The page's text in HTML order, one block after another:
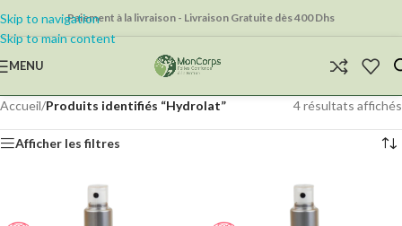
Skip to navigation
Skip to main content
Paiement à la livraison - Livraison Gratuite dès 400 Dhs
MENU
Accueil/Produits identifiés “Hydrolat” 4 résultats affichés
Afficher les filtres